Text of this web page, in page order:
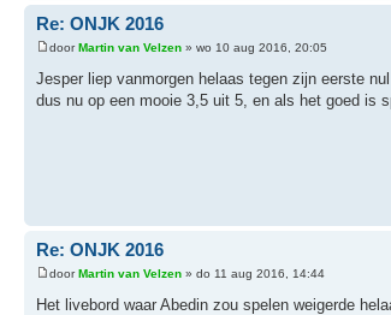
Re: ONJK 2016
doorMartin van Velzen » wo 10 aug 2016, 20:05
Jesper liep vanmorgen helaas tegen zijn eerste
dus nu op een mooie 3,5 uit 5, en als het goed is
Re: ONJK 2016
doorMartin van Velzen » do 11 aug 2016, 14:44
Het livebord waar Abedin zou spelen weigerde